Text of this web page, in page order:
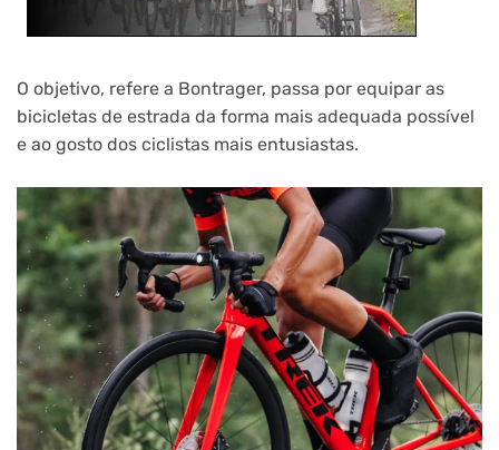
O objetivo, refere a Bontrager, passa por equipar as
bicicletas de estrada da forma mais adequada possível
e ao gosto dos ciclistas mais entusiastas.